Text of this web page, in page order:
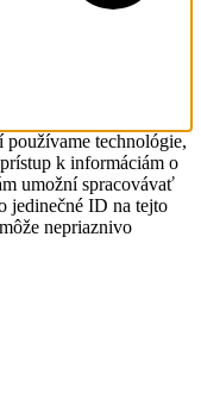
používame technológie,
k informáciám o
umožní spracovávať
jedinečné ID na tejto
nepriaznivo